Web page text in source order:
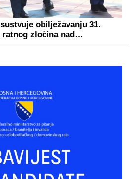
obilježavanju 31.
ratnog zločina nad…